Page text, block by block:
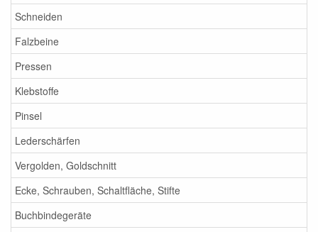
Schneiden
Falzbeine
Pressen
Klebstoffe
Pinsel
Lederschärfen
Vergolden, Goldschnitt
Ecke, Schrauben, Schaltfläche, Stifte
Buchbindegeräte